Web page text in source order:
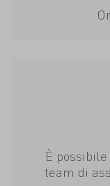
È
team di